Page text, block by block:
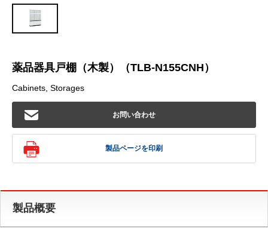
薬品器具戸棚（木製）（TLB-N155CNH）
Cabinets, Storages
お問い合わせ
製品ページを印刷
製品概要